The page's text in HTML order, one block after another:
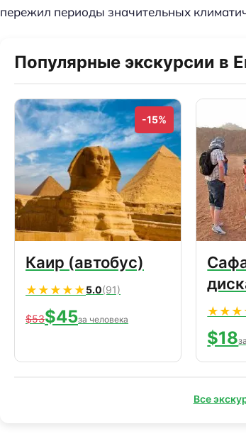
пережил периоды значительных
Популярные экскурсии в
-15%
Каир (автобус)
★★★★★5.0(91)
$53$45за человека
$18
Все